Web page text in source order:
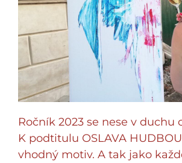
Ročník 2023 se nese v duchu
K podtitulu OSLAVA
vhodný motiv. A tak jako